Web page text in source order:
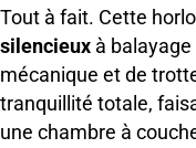
Tout à fait. Cette
silencieux à
mécanique et de
tranquillité totale,
une chambre à